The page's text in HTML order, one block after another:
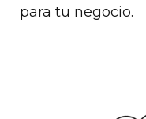
para tu negocio.